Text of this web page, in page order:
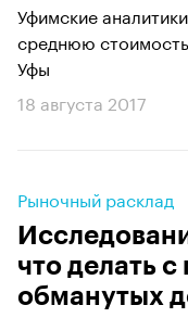
Уфимские
среднюю
Уфы
18 августа 2017
Рыночный расклад
что делать
обманутых